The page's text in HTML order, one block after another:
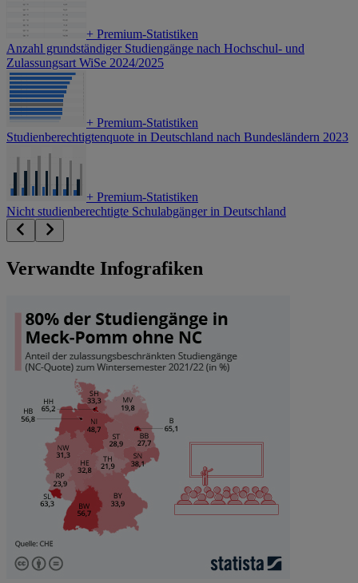
+ Premium-Statistiken
Anzahl grundständiger Studiengänge nach Hochschul- und
Zulassungsart WiSe 2024/2025
+ Premium-Statistiken
Studienberechtigtenquote in Deutschland nach Bundesländern 2023
+ Premium-Statistiken
Nicht studienberechtigte Schulabgänger in Deutschland
Verwandte Infografiken